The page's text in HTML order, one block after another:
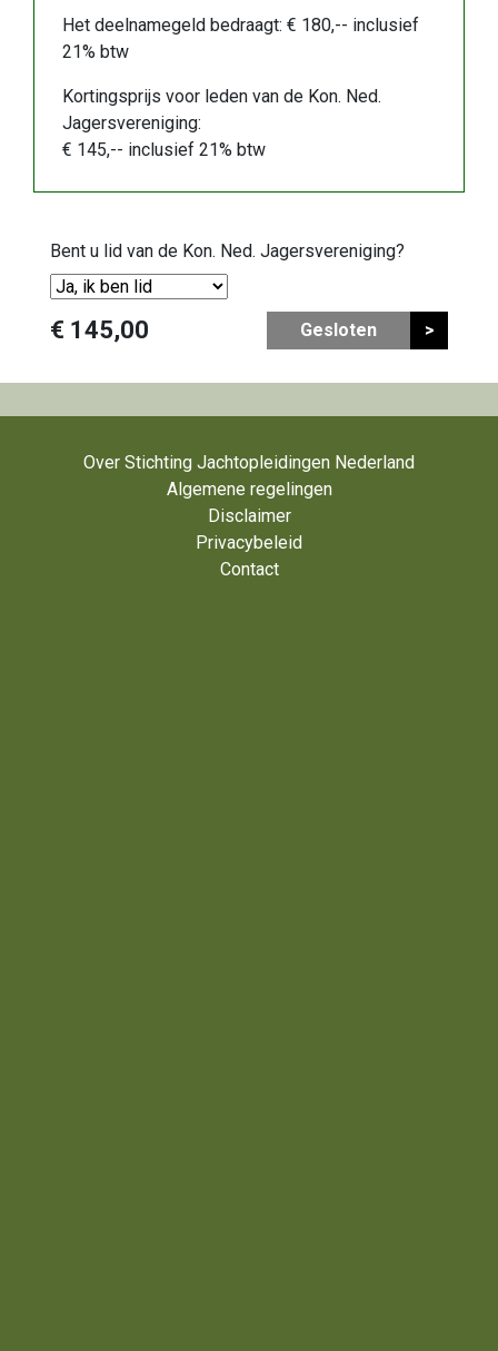
Het deelnamegeld bedraagt: € 180,-- inclusief
21% btw
Kortingsprijs voor leden van de Kon. Ned.
Jagersvereniging:
€ 145,-- inclusief 21% btw
Bent u lid van de Kon. Ned. Jagersvereniging?
€ 145,00 Gesloten >
Over Stichting Jachtopleidingen Nederland
Algemene regelingen
Disclaimer
Privacybeleid
Contact